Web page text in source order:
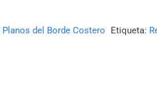
Planos del Borde Costero Etiqueta: